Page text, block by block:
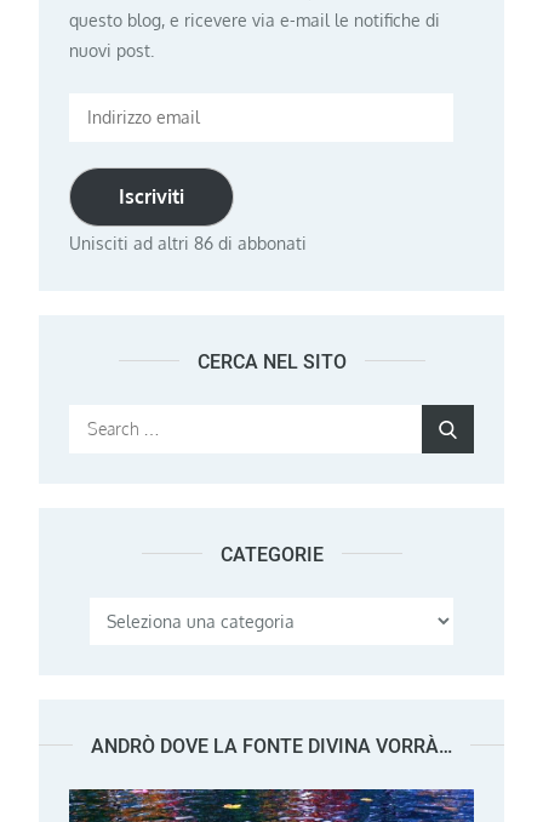
questo blog, e ricevere via e-mail le notifiche di
nuovi post.
Indirizzo
Iscriviti
Unisciti ad altri 86 di abbonati
CERCA NEL SITO
Search
CATEGORIE
Categorie
ANDRÒ DOVE LA FONTE DIVINA VORRÀ…